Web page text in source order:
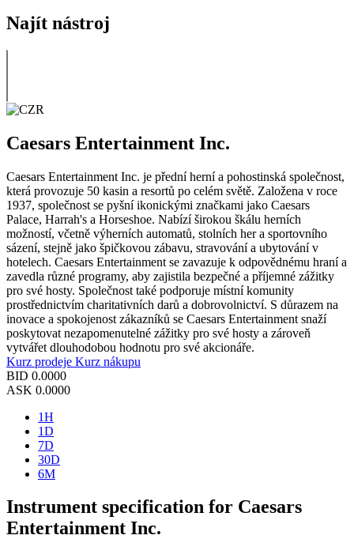
Najít nástroj
Caesars Entertainment Inc.
Caesars Entertainment Inc. je přední herní a pohostinská společnost,
která provozuje 50 kasin a resortů po celém světě. Založena v roce
1937, společnost se pyšní ikonickými značkami jako Caesars
Palace, Harrah's a Horseshoe. Nabízí širokou škálu herních
možností, včetně výherních automatů, stolních her a sportovního
sázení, stejně jako špičkovou zábavu, stravování a ubytování v
hotelech. Caesars Entertainment se zavazuje k odpovědnému hraní a
zavedla různé programy, aby zajistila bezpečné a příjemné zážitky
pro své hosty. Společnost také podporuje místní komunity
prostřednictvím charitativních darů a dobrovolnictví. S důrazem na
inovace a spokojenost zákazníků se Caesars Entertainment snaží
poskytovat nezapomenutelné zážitky pro své hosty a zároveň
vytvářet dlouhodobou hodnotu pro své akcionáře.
Kurz prodeje Kurz nákupu
BID 0.0000
ASK 0.0000
1H
1D
7D
30D
6M
Instrument specification for Caesars
Entertainment Inc.